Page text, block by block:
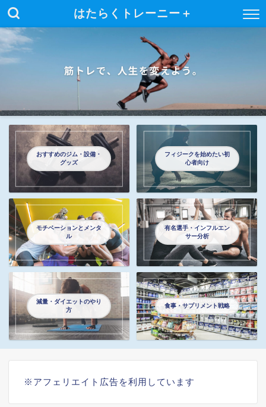
はたらくトレーニー＋
おすすめのジム・設備・
グッズ
フィジークを始めたい初
心者向け
モチベーションとメンタ
ル
有名選手・インフルエン
サー分析
減量・ダイエットのやり
方
食事・サプリメント戦略
※アフェリエイト広告を利用しています